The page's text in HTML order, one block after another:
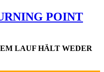
POINT
LAUF HÄLT WEDER